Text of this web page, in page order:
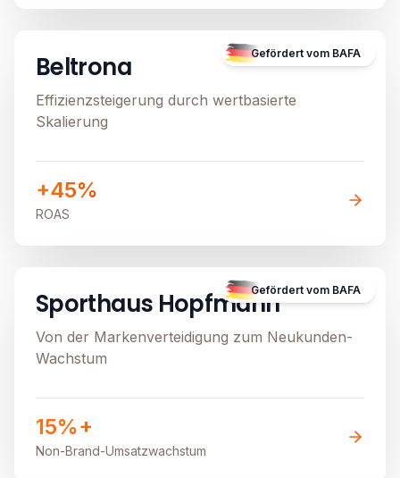
Image unavailable
Gefördert vom BAFA
Beltrona
Effizienzsteigerung durch wertbasierte
Skalierung
+45%
ROAS
Image unavailable
Gefördert vom BAFA
Sporthaus Hopfmann
Von der Markenverteidigung zum Neukunden-
Wachstum
15%+
Non-Brand-Umsatzwachstum